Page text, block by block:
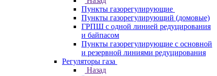
Пункты газорегулирующие
Пункты газорегулирующий (домовые)
ГРПШ с одной линией редуцирования
и байпасом
Пункты газорегулирующие с основной
и резервной линиями редуцирования
Регуляторы газа
Назад